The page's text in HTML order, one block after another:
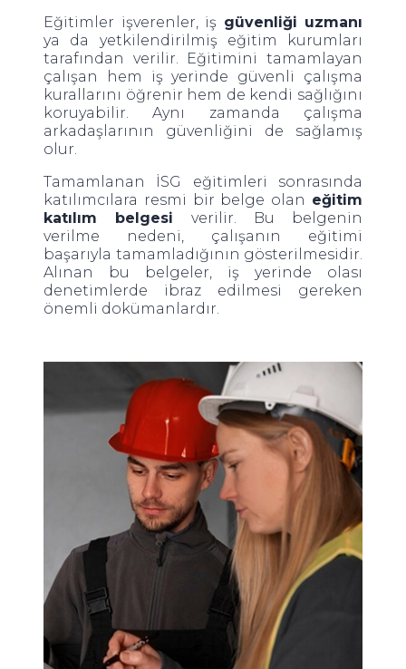
Eğitimler işverenler, iş güvenliği uzmanı
ya da yetkilendirilmiş eğitim kurumları
tarafından verilir. Eğitimini tamamlayan
çalışan hem iş yerinde güvenli çalışma
kurallarını öğrenir hem de kendi sağlığını
koruyabilir. Aynı zamanda çalışma
arkadaşlarının güvenliğini de sağlamış
olur.
Tamamlanan İSG eğitimleri sonrasında
katılımcılara resmi bir belge olan eğitim
katılım belgesi verilir. Bu belgenin
verilme nedeni, çalışanın eğitimi
başarıyla tamamladığının gösterilmesidir.
Alınan bu belgeler, iş yerinde olası
denetimlerde ibraz edilmesi gereken
önemli dokümanlardır.